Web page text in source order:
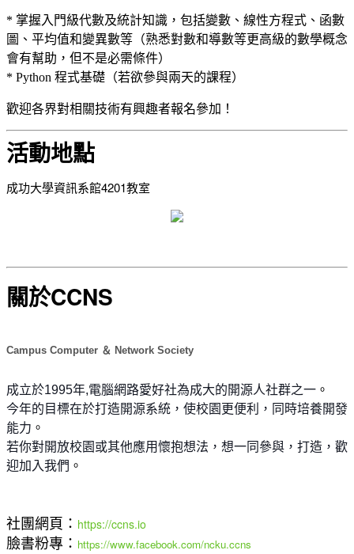
* 掌握入門級代數及統計知識，包括變數、線性方程式、函數
圖、平均值和變異數等（熟悉對數和導數等更高級的數學概念
會有幫助，但不是必需條件）
* Python 程式基礎（若欲參與兩天的課程）
歡迎各界對相關技術有興趣者報名參加！
活動地點
成功大學資訊系館4201教室
關於CCNS
Campus Computer ＆ Network Society
成立於1995年,電腦網路愛好社為成大的開源人社群之一 。
今年的目標在於打造開源系統，使校園更便利，同時培養開發
能力 。
若你對開放校園或其他應用懷抱想法，想一同參與，打造，歡
迎加入我們 。
社團網頁： https://ccns.io
臉書粉專： https://www.facebook.com/ncku.ccns